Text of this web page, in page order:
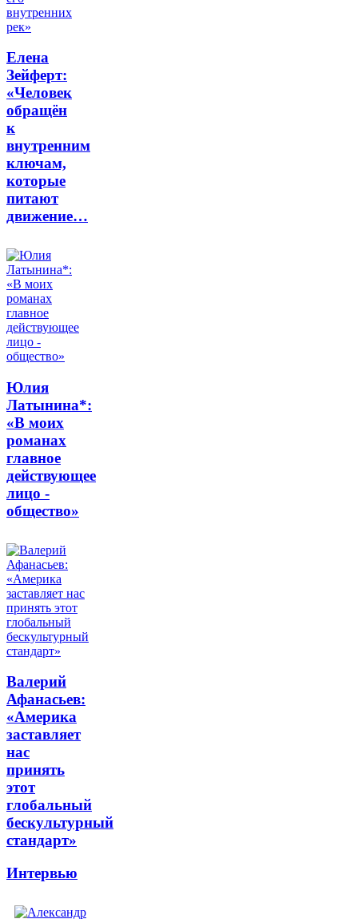
Елена
Зейферт:
«Человек
обращён
к
внутренним
ключам,
которые
питают
движение…
Юлия
Латынина*:
«В моих
романах
главное
действующее
лицо -
общество»
Валерий
Афанасьев:
«Америка
заставляет
нас
принять
этот
глобальный
бескультурный
стандарт»
Интервью